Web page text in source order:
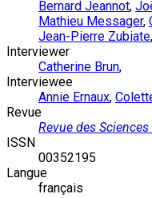
Bernard Jeannot,
Mathieu Messager,
Jean-Pierre Zubiate,
Interviewer
Catherine Brun,
Interviewee
Annie Ernaux,
Revue
Revue des
ISSN
00352195
Langue
français